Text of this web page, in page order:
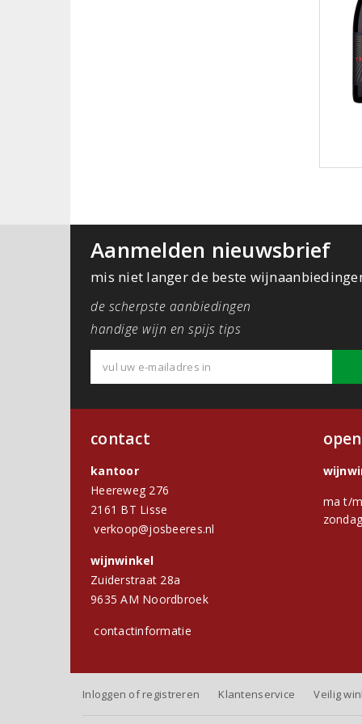
Aanmelden nieuwsbrief
mis niet langer de beste
de scherpste aanbiedingen
handige wijn en spijs tips
contact
kantoor
Heereweg 276
2161 BT Lisse
verkoop@josbeeres.nl
wijnwinkel
Zuiderstraat 28a
9635 AM Noordbroek
contactinformatie
ma t/
Inloggen of registreren Klantenservice Veilig